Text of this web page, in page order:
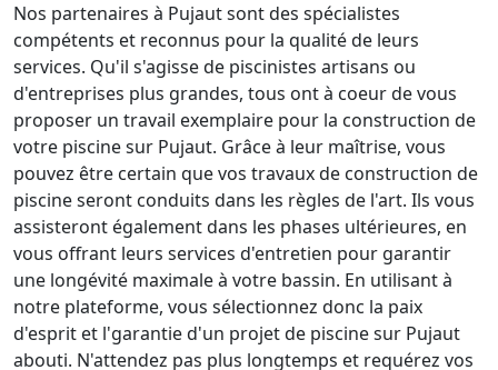
Nos partenaires à Pujaut sont des spécialistes
compétents et reconnus pour la qualité de leurs
services. Qu'il s'agisse de piscinistes artisans ou
d'entreprises plus grandes, tous ont à coeur de vous
proposer un travail exemplaire pour la construction de
votre piscine sur Pujaut. Grâce à leur maîtrise, vous
pouvez être certain que vos travaux de construction de
piscine seront conduits dans les règles de l'art. Ils vous
assisteront également dans les phases ultérieures, en
vous offrant leurs services d'entretien pour garantir
une longévité maximale à votre bassin. En utilisant à
notre plateforme, vous sélectionnez donc la paix
d'esprit et l'garantie d'un projet de piscine sur Pujaut
abouti. N'attendez pas plus longtemps et requérez vos